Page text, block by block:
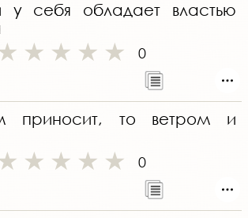
себя обладает властью
0
приносит, то ветром и
0